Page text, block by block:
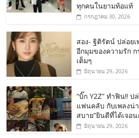
ทุกคนในยามท้อแท้
กรกฎาคม 30, 2026
สอง- ฐิติรัตน์ ปล่อยเ
อีกมุมของความรัก
เต็มๆ
มิถุนายน 29, 2026
“บิ๊ก Y2Z” ทำฟิน!! ป
แฟนคลับ กับเพลงน่
สบาย“ยินดีที่ได้เจอ
มิถุนายน 29, 2026